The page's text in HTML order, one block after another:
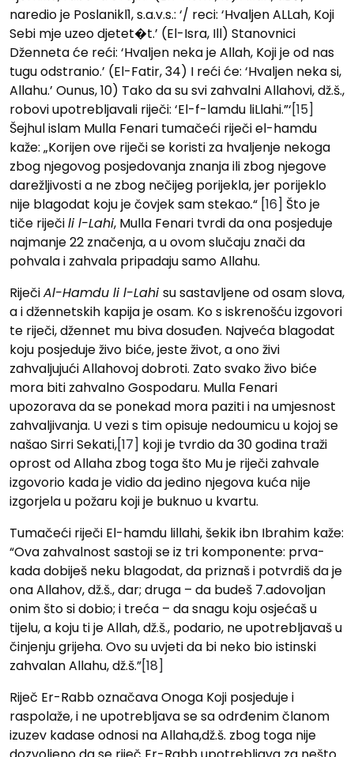
naredio je Poslanikl1, s.a.v.s.: ‘/ reci: ‘Hvaljen ALLah, Koji
Sebi mje uzeo djetet�t.’ (El-Isra, Ill) Stanovnici
Dženneta će reći: ‘Hvaljen neka je Allah, Koji je od nas
tugu odstranio.’ (El-Fatir, 34) I reći će: ‘Hvaljen neka si,
Allahu.’ Ounus, 10) Tako da su svi zahvalni Allahovi, dž.š.,
robovi upotrebljavali riječi: ‘El-f-lamdu liLlahi.”‘[15]
Šejhul islam Mulla Fenari tumačeći riječi el-hamdu
kaže: „Korijen ove riječi se koristi za hvaljenje nekoga
zbog njegovog posjedovanja znanja ili zbog njegove
darežljivosti a ne zbog nečijeg porijekla, jer porijeklo
nije blagodat koju je čovjek sam stekao.“ [16] Što je
tiče riječili l-Lahi, Mulla Fenari tvrdi da ona posjeduje
najmanje 22 značenja, a u ovom slučaju znači da
pohvala i zahvala pripadaju samo Allahu.
RiječiAl-Hamdu li l-Lahi su sastavljene od osam slova,
a i džennetskih kapija je osam. Ko s iskrenošću izgovori
te riječi, džennet mu biva dosuđen. Najveća blagodat
koju posjeduje živo biće, jeste život, a ono živi
zahvaljujući Allahovoj dobroti. Zato svako živo biće
mora biti zahvalno Gospodaru. Mulla Fenari
upozorava da se ponekad mora paziti i na umjesnost
zahvaljivanja. U vezi s tim opisuje nedoumicu u kojoj se
našao Sirri Sekati,[17] koji je tvrdio da 30 godina traži
oprost od Allaha zbog toga što Mu je riječi zahvale
izgovorio kada je vidio da jedino njegova kuća nije
izgorjela u požaru koji je buknuo u kvartu.
Tumačeći riječi El-hamdu lillahi, šekik ibn Ibrahim kaže:
“Ova zahvalnost sastoji se iz tri komponente: prva-
kada dobiješ neku blagodat, da priznaš i potvrdiš da je
ona Allahov, dž.š., dar; druga – da budeš 7.adovoljan
onim što si dobio; i treća – da snagu koju osjećaš u
tijelu, a koju ti je Allah, dž.š., podario, ne upotrebljavaš u
činjenju grijeha. Ovo su uvjeti da bi neko bio istinski
zahvalan Allahu, dž.š.”[18]
Riječ Er-Rabb označava Onoga Koji posjeduje i
raspolaže, i ne upotrebljava se sa odrđenim članom
izuzev kadase odnosi na Allaha,dž.š. zbog toga nije